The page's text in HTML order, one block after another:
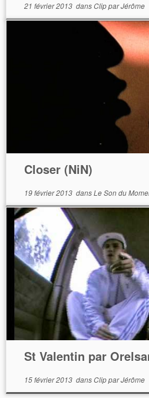
21 février 2013dansClipparJérôme
Closer (NiN)
19 février 2013dansLe Son du
St Valentin par
15 février 2013dansClipparJérôme